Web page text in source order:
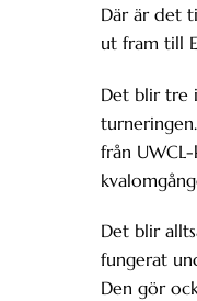
Där är det
ut fram till
Det blir tre
från
Det blir
fungerat
Den gör